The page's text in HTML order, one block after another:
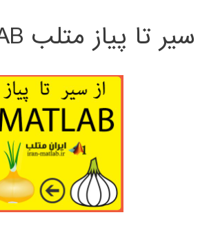
سیر تا پیاز متلب MATLAB